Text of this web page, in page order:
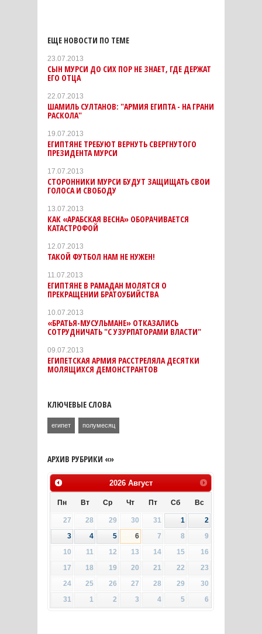
ЕЩЕ НОВОСТИ ПО ТЕМЕ
23.07.2013
СЫН МУРСИ ДО СИХ ПОР НЕ ЗНАЕТ, ГДЕ ДЕРЖАТ
ЕГО ОТЦА
22.07.2013
ШАМИЛЬ СУЛТАНОВ: "АРМИЯ ЕГИПТА - НА ГРАНИ
РАСКОЛА"
19.07.2013
ЕГИПТЯНЕ ТРЕБУЮТ ВЕРНУТЬ СВЕРГНУТОГО
ПРЕЗИДЕНТА МУРСИ
17.07.2013
СТОРОННИКИ МУРСИ БУДУТ ЗАЩИЩАТЬ СВОИ
ГОЛОСА И СВОБОДУ
13.07.2013
КАК «АРАБСКАЯ ВЕСНА» ОБОРАЧИВАЕТСЯ
КАТАСТРОФОЙ
12.07.2013
ТАКОЙ ФУТБОЛ НАМ НЕ НУЖЕН!
11.07.2013
ЕГИПТЯНЕ В РАМАДАН МОЛЯТСЯ О
ПРЕКРАЩЕНИИ БРАТОУБИЙСТВА
10.07.2013
«БРАТЬЯ-МУСУЛЬМАНЕ» ОТКАЗАЛИСЬ
СОТРУДНИЧАТЬ "С УЗУРПАТОРАМИ ВЛАСТИ"
09.07.2013
ЕГИПЕТСКАЯ АРМИЯ РАССТРЕЛЯЛА ДЕСЯТКИ
МОЛЯЩИХСЯ ДЕМОНСТРАНТОВ
КЛЮЧЕВЫЕ СЛОВА
египет полумесяц
АРХИВ РУБРИКИ «»
2026 Август
Пн Вт Ср Чт Пт Сб Вс
27 28 29 30 31 1
2
3
4 5 6 7 8
9
10
11 12 13 14 15
16
17
18 19 20 21 22
23
24
25 26 27 28 29
30
31
1 2 3 4 5 6